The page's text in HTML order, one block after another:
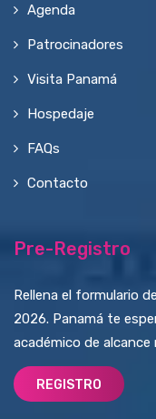
Agenda
Patrocinadores
Visita Panamá
Hospedaje
FAQs
Contacto
Pre-Registro
Rellena el formulario
2026. Panamá te
académico de alcance
REGISTRO